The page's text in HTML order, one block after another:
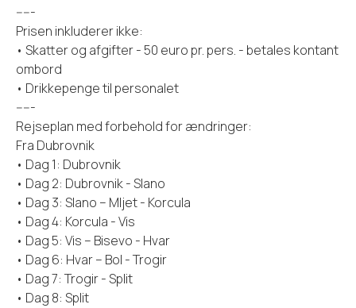
-----
Prisen inkluderer ikke:
• Skatter og afgifter - 50 euro pr. pers. - betales kontant
ombord
• Drikkepenge til personalet
-----
Rejseplan med forbehold for ændringer:
Fra Dubrovnik
• Dag 1: Dubrovnik
• Dag 2: Dubrovnik - Slano
• Dag 3: Slano – Mljet - Korcula
• Dag 4: Korcula - Vis
• Dag 5: Vis – Bisevo - Hvar
• Dag 6: Hvar – Bol - Trogir
• Dag 7: Trogir - Split
• Dag 8: Split